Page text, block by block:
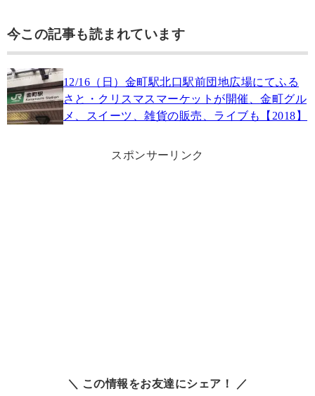
今この記事も読まれています
12/16（日）金町駅北口駅前団地広場にてふる
さと・クリスマスマーケットが開催、金町グル
メ、スイーツ、雑貨の販売、ライブも【2018】
スポンサーリンク
＼ この情報をお友達にシェア！ ／